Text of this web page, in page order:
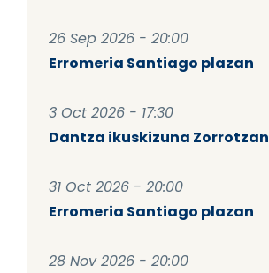
26 Sep 2026 - 20:00
Erromeria Santiago plazan
3 Oct 2026 - 17:30
Dantza ikuskizuna Zorrotzan
31 Oct 2026 - 20:00
Erromeria Santiago plazan
28 Nov 2026 - 20:00